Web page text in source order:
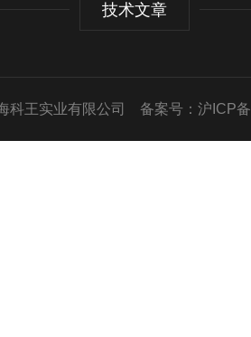
技术文章
科王实业有限公司 备案号：沪ICP